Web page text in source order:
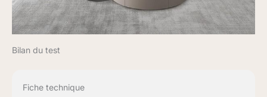
Bilan du test
Fiche technique